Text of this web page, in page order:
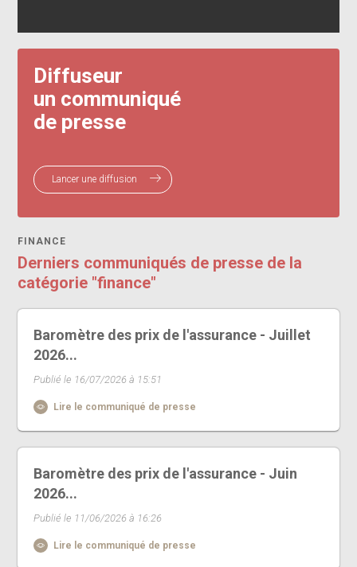
Diffuseur
un communiqué
de presse
Lancer une diffusion
FINANCE
Derniers communiqués de presse de la
catégorie "finance"
Baromètre des prix de l'assurance - Juillet
2026...
Publié le 16/07/2026 à 15:51
Lire le communiqué de presse
Baromètre des prix de l'assurance - Juin
2026...
Publié le 11/06/2026 à 16:26
Lire le communiqué de presse